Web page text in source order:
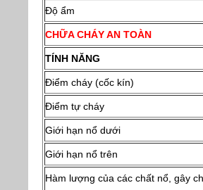
Độ ẩm
CHỮA CHÁY AN TOÀN
TÍNH NĂNG
Điểm cháy (cốc kín)
Điểm tự cháy
Giới hạn nổ dưới
Giới hạn nổ trên
Hàm lượng của các chất nổ, gây